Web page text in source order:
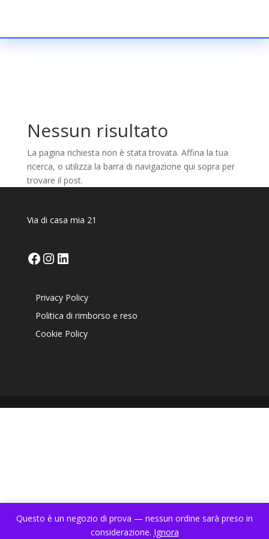
Questo è un negozio di prova — nessun ordine sarà preso in
considerazione. Ignora
Nessun risultato
La pagina richiesta non è stata trovata. Affina la tua
ricerca, o utilizza la barra di navigazione qui sopra per
trovare il post.
Via di casa mia 21
Facebook
Instagram
LinkedIn
Privacy Policy
Politica di rimborso e reso
Cookie Policy